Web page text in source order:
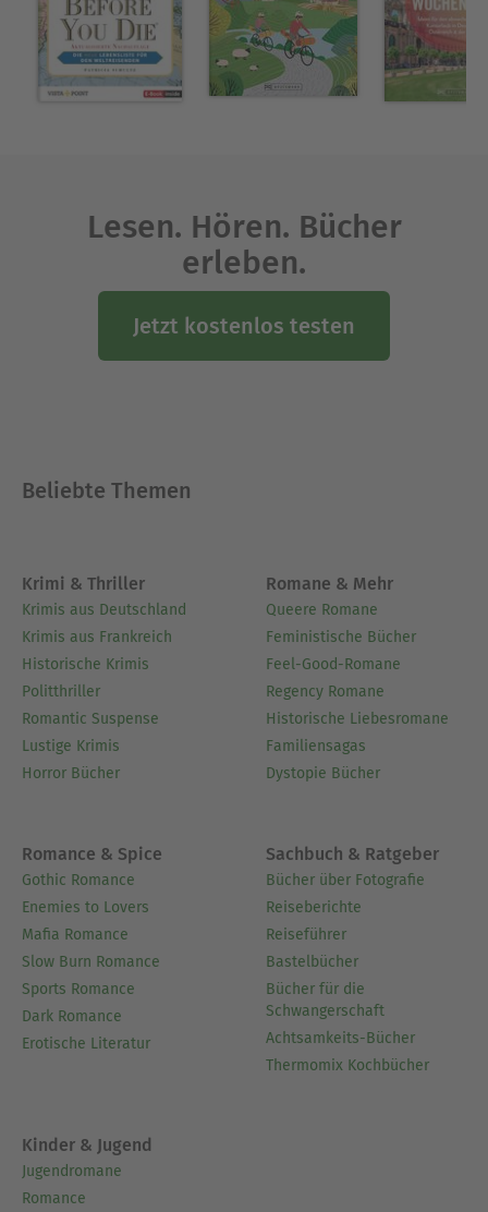
Lesen. Hören. Bücher
erleben.
Jetzt kostenlos testen
Beliebte Themen
Krimi & Thriller
Krimis aus Deutschland
Krimis aus Frankreich
Historische Krimis
Politthriller
Romantic Suspense
Lustige Krimis
Horror Bücher
Romane & Mehr
Queere Romane
Feministische Bücher
Feel-Good-Romane
Regency Romane
Historische Liebesromane
Familiensagas
Dystopie Bücher
Romance & Spice
Gothic Romance
Enemies to Lovers
Mafia Romance
Slow Burn Romance
Sports Romance
Dark Romance
Erotische Literatur
Sachbuch & Ratgeber
Bücher über Fotografie
Reiseberichte
Reiseführer
Bastelbücher
Bücher für die
Schwangerschaft
Achtsamkeits-Bücher
Thermomix Kochbücher
Kinder & Jugend
Jugendromane
Romance